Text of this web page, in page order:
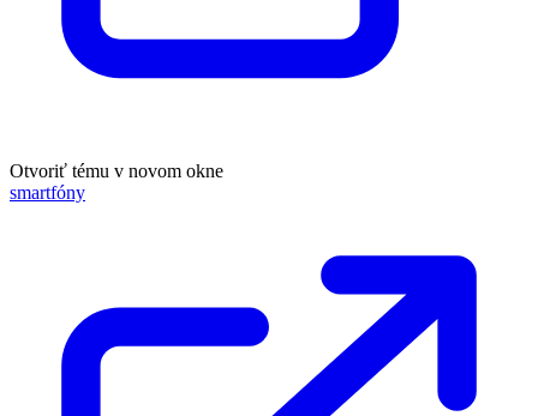
Otvoriť tému v novom okne
smartfóny